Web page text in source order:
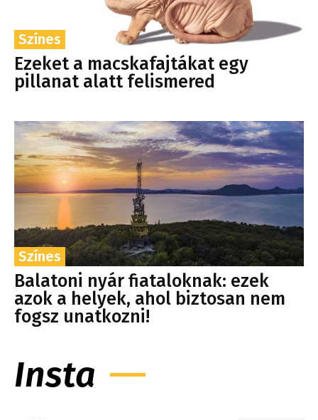
Színes
Ezeket a macskafajtákat egy
pillanat alatt felismered
Színes
Balatoni nyár fiataloknak: ezek
azok a helyek, ahol biztosan nem
fogsz unatkozni!
Insta